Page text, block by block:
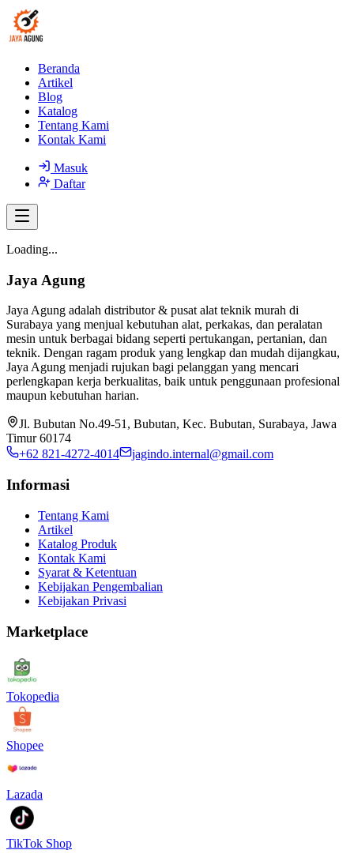
Beranda
Artikel
Blog
Katalog
Tentang Kami
Kontak Kami
Masuk
Daftar
Loading...
Jaya Agung
Jaya Agung adalah distributor & pusat alat teknik murah di
Surabaya yang menjual kebutuhan alat, perkakas, dan peralatan
mesin untuk berbagai bidang seperti pertukangan, pertanian, dan
teknik. Dengan ragam produk yang lengkap dan mudah dijangkau,
Jaya Agung menjadi rujukan bagi pelanggan yang mencari
perlengkapan kerja berkualitas, baik untuk penggunaan profesional
maupun kebutuhan harian.
Jl. Bubutan No.49-51, Bubutan, Kec. Bubutan, Surabaya, Jawa
Timur 60174
+62 821-4272-4014
jagindo.internal@gmail.com
Informasi
Tentang Kami
Artikel
Katalog Produk
Kontak Kami
Syarat & Ketentuan
Kebijakan Pengembalian
Kebijakan Privasi
Marketplace
Tokopedia
Shopee
Lazada
TikTok Shop